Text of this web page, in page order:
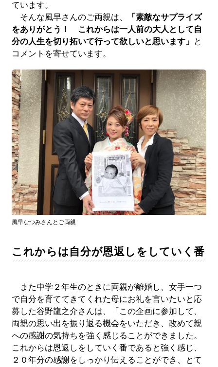
ています。
そんな風早さんのご両親は、
「素敵なサプライズ
をありがとう！ これからは一人前の大人として自
分の人生を切り拓いて行って欲しいと思います」
と
コメントを寄せています。
風早なつみさんとご両親
これからは自分が恩返しをしていく番
また中学２年生のときに両親が離婚し、女手一つ
で自分を育ててきてくれた母にお礼を言いたいと応
募した谷野龍之介さんは、「この企画に参加して、
両親の思い出を振り返る機会をいただき、改めて親
への感謝の気持ちを強く感じることができました。
これからは恩返しをしていく番であると強く感じ、
２０年分の感謝をしっかり伝えることができ、とて